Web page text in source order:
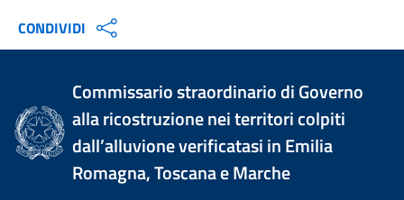
CONDIVIDI
Commissario straordinario di Governo
alla ricostruzione nei territori colpiti
dall’alluvione verificatasi in Emilia
Romagna, Toscana e Marche